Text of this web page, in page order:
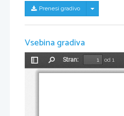
Prenesi gradivo Skrij/
Vsebina gradiva
Preklopi
stransko
Stran:
od 1